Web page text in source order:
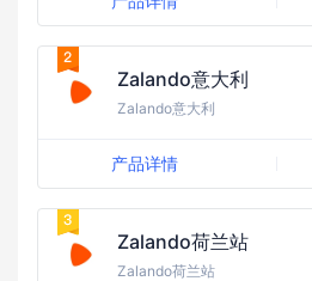
Zalando意大利
Zalando意大利
产品详情
Zalando荷兰站
Zalando荷兰站